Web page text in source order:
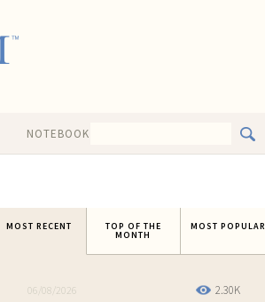
NOTEBOOK
MOST RECENT TOP OF THE
MONTH
MOST POPULAR
2.30K
06/08/2026